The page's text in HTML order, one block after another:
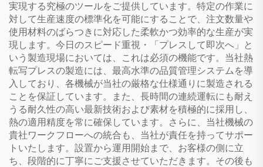
実現する究極のツールをご提供しています。特定の作業に
対して生産速度の標準化を可能にすることで、注文数量や
使用材料のばらつきに対応した柔軟かつ効率的な生産が実
現します。今日のスピード重視・「プレスして即次へ」と
いう製造現場においては、これは必須の機能です。当社熱
転写プレスの製造には、最高水準の品質管理システムを導
入しており、各機械が当社の厳格な仕様通りに製造される
ことを保証しています。また、長時間の連続運転にも耐え
うる耐久性の高い最新技術および素材を積極的に採用し、
熱の適用精度を常に確保しています。さらに、当社機械の
貴社ワークフローへの統合も、当社が責任を持ってサポー
トいたします。設置から運用開始まで、お客様の側に立
ち、段階的に丁寧にご支援させていただきます。その後も